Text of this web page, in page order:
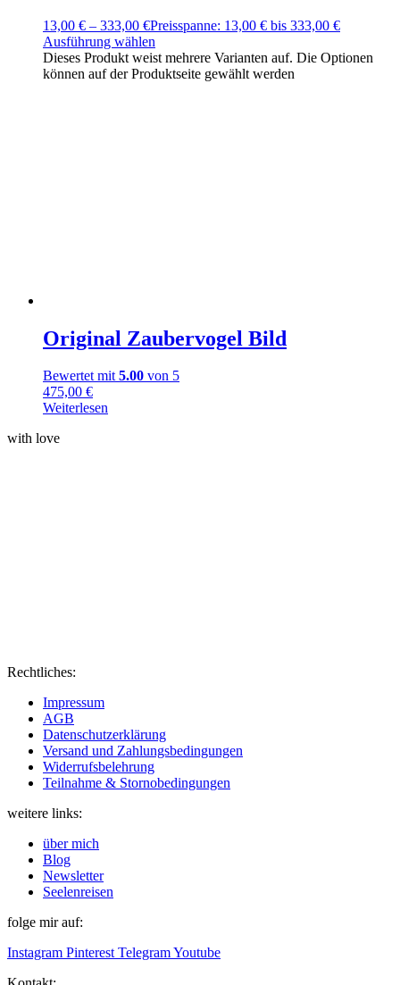
13,00 € – 333,00 €Preisspanne: 13,00 € bis 333,00 €
Ausführung wählen
Dieses Produkt weist mehrere Varianten auf. Die Optionen
können auf der Produktseite gewählt werden
Original Zaubervogel Bild
Bewertet mit5.00 von 5
475,00 €
Weiterlesen
with love
Rechtliches:
Impressum
AGB
Datenschutzerklärung
Versand und Zahlungsbedingungen
Widerrufsbelehrung
Teilnahme & Stornobedingungen
weitere links:
über mich
Blog
Newsletter
Seelenreisen
folge mir auf:
Instagram Pinterest TelegramYoutube